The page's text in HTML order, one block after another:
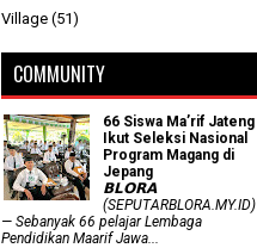
Village (51)
COMMUNITY
66 Siswa Ma’rif Jateng
Ikut Seleksi Nasional
Program Magang di
Jepang
𝗕𝗟𝗢𝗥𝗔
(SEPUTARBLORA.MY.ID)
— Sebanyak 66 pelajar Lembaga
Pendidikan Maarif Jawa...